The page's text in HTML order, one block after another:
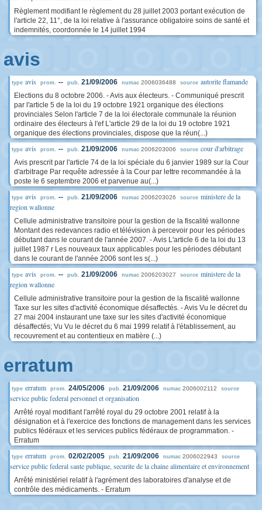
Règlement modifiant le règlement du 28 juillet 2003 portant exécution de
l'article 22, 11°, de la loi relative à l'assurance obligatoire soins de santé et
indemnités, coordonnée le 14 juillet 1994
avis
type avis prom. -- pub. 21/09/2006 numac 2006036488 source autorite flamande
Elections du 8 octobre 2006. - Avis aux électeurs. - Communiqué prescrit
par l'article 5 de la loi du 19 octobre 1921 organique des élections
provinciales Selon l'article 7 de la loi électorale communale la réunion
ordinaire des électeurs à l'ef L'article 29 de la loi du 19 octobre 1921
organique des élections provinciales, dispose que la réun(...)
type avis prom. -- pub. 21/09/2006 numac 2006203006 source cour d'arbitrage
Avis prescrit par l'article 74 de la loi spéciale du 6 janvier 1989 sur la Cour
d'arbitrage Par requête adressée à la Cour par lettre recommandée à la
poste le 6 septembre 2006 et parvenue au(...)
type avis prom. -- pub. 21/09/2006 numac 2006203026 source ministere de la
region wallonne
Cellule administrative transitoire pour la gestion de la fiscalité wallonne
Montant des redevances radio et télévision à percevoir pour les périodes
débutant dans le courant de l'année 2007. - Avis L'article 6 de la loi du 13
juillet 1987 r Les nouveaux taux applicables pour les périodes débutant
dans le courant de l'année 2006 sont les s(...)
type avis prom. -- pub. 21/09/2006 numac 2006203027 source ministere de la
region wallonne
Cellule administrative transitoire pour la gestion de la fiscalité wallonne
Taxe sur les sites d'activité économique désaffectés. - Avis Vu le décret du
27 mai 2004 instaurant une taxe sur les sites d'activité économique
désaffectés; Vu Vu le décret du 6 mai 1999 relatif à l'établissement, au
recouvrement et au contentieux en matière (...)
erratum
type erratum prom. 24/05/2006 pub. 21/09/2006 numac 2006002112 source
service public federal personnel et organisation
Arrêté royal modifiant l'arrêté royal du 29 octobre 2001 relatif à la
désignation et à l'exercice des fonctions de management dans les services
publics fédéraux et les services publics fédéraux de programmation. -
Erratum
type erratum prom. 02/02/2005 pub. 21/09/2006 numac 2006022943 source
service public federal sante publique, securite de la chaine alimentaire et environnement
Arrêté ministériel relatif à l'agrément des laboratoires d'analyse et de
contrôle des médicaments. - Erratum